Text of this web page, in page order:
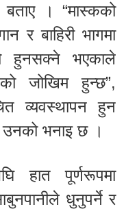
। “मास्कको
र बाहिरी भागमा
हुनसक्ने भएकाले
जोखिम हुन्छ”,
व्यवस्थापन हुन
भनाइ छ ।
हात पूर्णरूपमा
धुनुपर्ने र